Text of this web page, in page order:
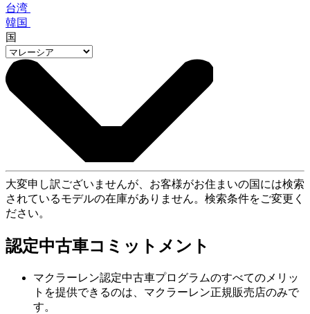
台湾
韓国
国
大変申し訳ございませんが、お客様がお住まいの国には検索
されているモデルの在庫がありません。検索条件をご変更く
ださい。
認定中古車コミットメント
マクラーレン認定中古車プログラムのすべてのメリッ
トを提供できるのは、マクラーレン正規販売店のみで
す。